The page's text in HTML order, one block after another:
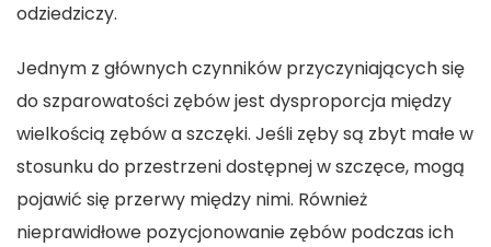
odziedziczy.
Jednym z głównych czynników przyczyniających się
do szparowatości zębów jest dysproporcja między
wielkością zębów a szczęki. Jeśli zęby są zbyt małe w
stosunku do przestrzeni dostępnej w szczęce, mogą
pojawić się przerwy między nimi. Również
nieprawidłowe pozycjonowanie zębów podczas ich